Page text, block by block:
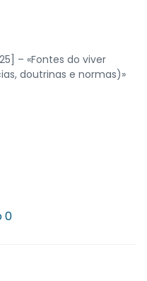
– «Fontes do viver
doutrinas e normas)»
0